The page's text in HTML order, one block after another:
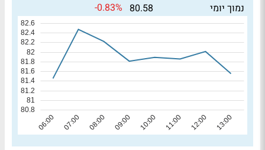
נמוך יומי
80.58
-0.83%